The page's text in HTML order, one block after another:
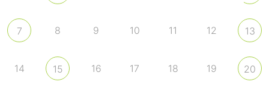
7 8 9 10 11 12 13
14 15 16 17 18 19 20